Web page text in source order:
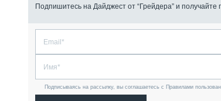
Подпишитесь на Дайджест от “Грейдера” и
Подписываясь на рассылку, вы соглашаетесь с Правилами